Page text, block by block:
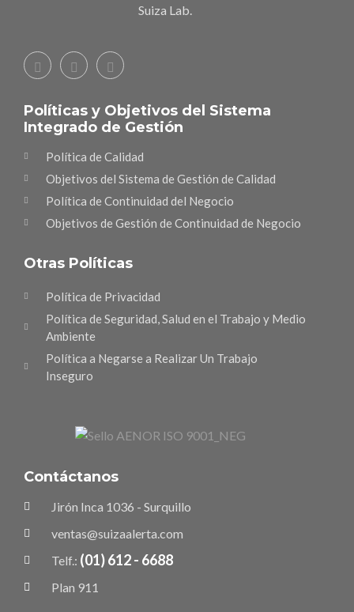
Suiza Lab.
Políticas y Objetivos del Sistema
Integrado de Gestión
Política de Calidad
Objetivos del Sistema de Gestión de Calidad
Política de Continuidad del Negocio
Objetivos de Gestión de Continuidad de Negocio
Otras Políticas
Política de Privacidad
Política de Seguridad, Salud en el Trabajo y Medio
Ambiente
Política a Negarse a Realizar Un Trabajo
Inseguro
Contáctanos
Jirón Inca 1036 - Surquillo
ventas@suizaalerta.com
Telf.: (01) 612 - 6688
Plan 911